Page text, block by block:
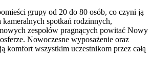
grupy od 20 do 80 osób, co czyni ją
spotkań rodzinnych,
zespołów pragnących powitać Nowy
Nowoczesne wyposażenie oraz
komfort wszystkim uczestnikom przez całą